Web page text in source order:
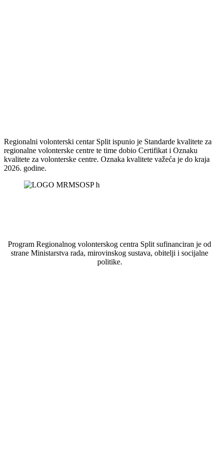
Regionalni volonterski centar Split ispunio je Standarde kvalitete za
regionalne volonterske centre te time dobio Certifikat i Oznaku
kvalitete za volonterske centre. Oznaka kvalitete važeća je do kraja
2026. godine.
Program Regionalnog volonterskog centra Split sufinanciran je od
strane Ministarstva rada, mirovinskog sustava, obitelji i socijalne
politike.